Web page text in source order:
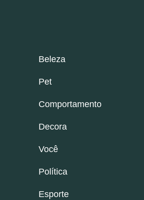
Beleza
Pet
Comportamento
Decora
Você
Política
Esporte